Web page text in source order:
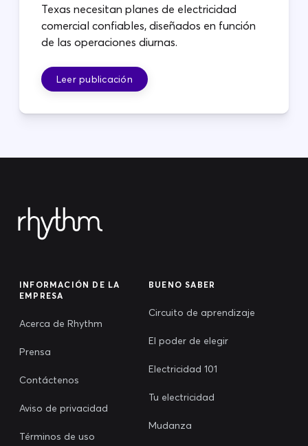
Texas necesitan planes de electricidad
comercial confiables, diseñados en función
de las operaciones diurnas.
Leer publicación
INFORMACIÓN DE LA
EMPRESA
Acerca de Rhythm
Prensa
Contáctenos
Aviso de privacidad
Términos de uso
BUENO SABER
Circuito de aprendizaje
El poder de elegir
Electricidad 101
Tu electricidad
Mudanza